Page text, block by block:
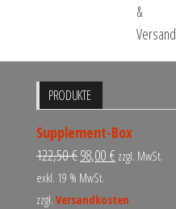
&
Versand
PRODUKTE
Supplement-Box
122,50€98,00 € zzgl. MwSt.
exkl. 19 % MwSt.
zzgl. Versandkosten